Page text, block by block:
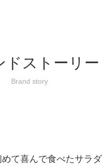
ドストーリー
Brand story
て喜んで食べたサラダ